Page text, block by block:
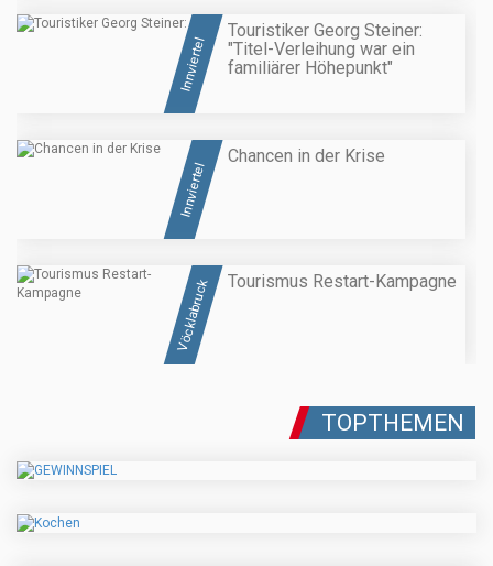
Innviertel
Touristiker Georg Steiner:
"Titel-Verleihung war ein
familiärer Höhepunkt"
Innviertel
Chancen in der Krise
Vöcklabruck Tourismus Restart-Kampagne
TOPTHEMEN